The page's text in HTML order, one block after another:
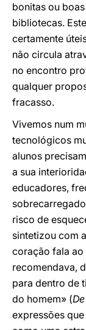
bonitas ou
bibliotecas.
certamente
não circula
no encontro
qualquer
fracasso.
Vivemos num
tecnológicos
alunos
a sua
educadores,
risco de
sintetizou com
coração fala ao
recomendava,
para dentro de
do homem» (
expressões